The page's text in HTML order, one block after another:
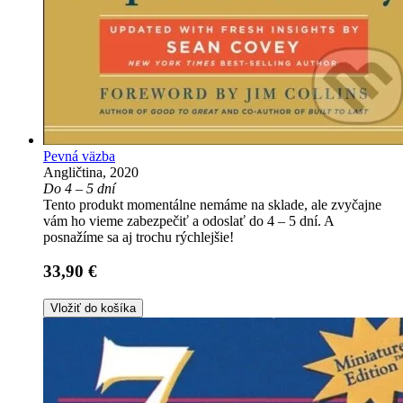
Pevná väzba
Angličtina, 2020
Do 4 – 5 dní
Tento produkt momentálne nemáme na sklade, ale zvyčajne
vám ho vieme zabezpečiť a odoslať do 4 – 5 dní. A
posnažíme sa aj trochu rýchlejšie!
33,90 €
Vložiť do košíka